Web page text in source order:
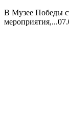
В Музее Победы
мероприятия,...